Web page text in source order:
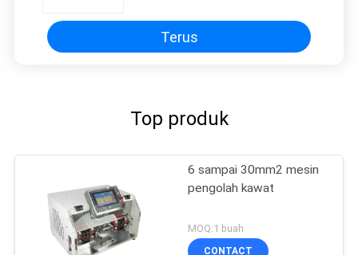
Terus
Top produk
6 sampai 30mm2 mesin
pengolah kawat
MOQ:1 buah
CONTACT